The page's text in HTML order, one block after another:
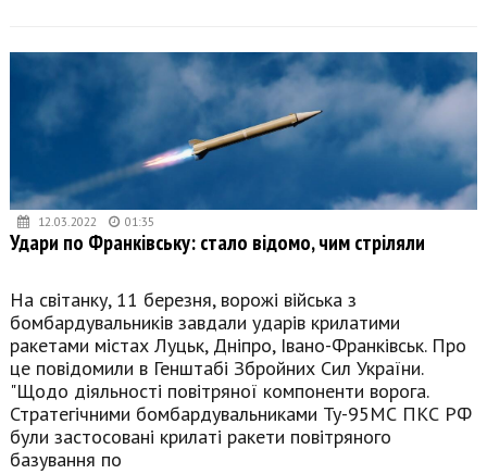
12.03.2022 01:35
Удари по Франківську: стало відомо, чим стріляли
На світанку, 11 березня, ворожі війська з
бомбардувальників завдали ударів крилатими
ракетами містах Луцьк, Дніпро, Івано-Франківськ. Про
це повідомили в Генштабі Збройних Сил України.
"Щодо діяльності повітряної компоненти ворога.
Стратегічними бомбардувальниками Ту-95МС ПКС РФ
були застосовані крилаті ракети повітряного
базування по